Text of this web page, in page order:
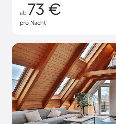
ab 73 €
pro Nacht